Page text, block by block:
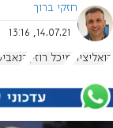
חזקי ברוך
14.07.21, 13:16
קואליציה מיכל רוזין קנאביס